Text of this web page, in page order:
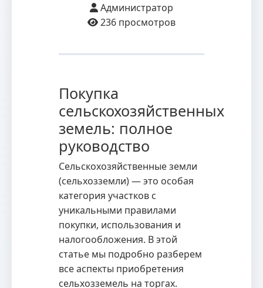
Администратор
236 просмотров
Покупка
сельскохозяйственных
земель: полное
руководство
Сельскохозяйственные земли
(сельхозземли) — это особая
категория участков с
уникальными правилами
покупки, использования и
налогообложения. В этой
статье мы подробно разберем
все аспекты приобретения
сельхозземель на торгах.